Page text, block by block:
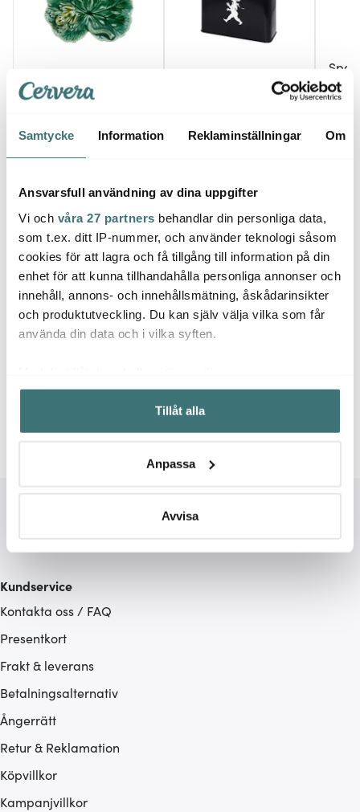
Samtycke Information Reklaminställningar Om
Ansvarsfull användning av dina uppgifter
Vi och våra 27 partners behandlar din personliga data,
som t.ex. ditt IP-nummer, och använder teknologi såsom
cookies för att lagra och få tillgång till information på din
enhet för att kunna tillhandahålla personliga annonser och
innehåll, annons- och innehållsmätning, åskådarinsikter
och produktutveckling. Du kan själv välja vilka som får
använda din data och i vilka syften.
Samla in information om din geografiska plats som
kan ha en noggrannhet på upp till flera meter
Identifiera din enhet genom att aktivt skanna den för
Ta reda på mer om hur dina personliga uppgifter
Du kan ändra eller dra tillbaka ditt samtycke när som
ska anpassas efter det som vi tror att du tycker om. Det
gör också att vi kan analysera vår trafik och göra
som du vill dela med dig av.
Tillåt alla
Anpassa
Avvisa
Bordallo Pinheiro
Countryside Leaves
Grön
319 kr 179 kr
Blue
blå/
1033
Låt dig inspireras av våra kunder
Royal Copenhagen
Kundservice
Kontakta oss / FAQ
Presentkort
Frakt & leverans
Betalningsalternativ
Ångerrätt
Retur & Reklamation
Köpvillkor
Kampanjvillkor